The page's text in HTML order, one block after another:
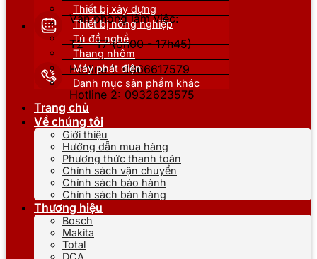
Văn phòng làm việc:
T2 - T7 (8h00 - 17h45)
Hotline 1: 0866617579
Hotline 2: 0932623575
Thiết bị xây dựng
Thiết bị nông nghiệp
Tủ đồ nghề
Thang nhôm
Máy phát điện
Danh mục sản phẩm khác
Trang chủ
Về chúng tôi
Giới thiệu
Hướng dẫn mua hàng
Phương thức thanh toán
Chính sách vận chuyển
Chính sách bảo hành
Chính sách bán hàng
Thương hiệu
Bosch
Makita
Total
DCA